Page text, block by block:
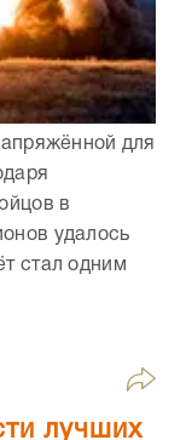
для
в
удалось
стал одним
лучших